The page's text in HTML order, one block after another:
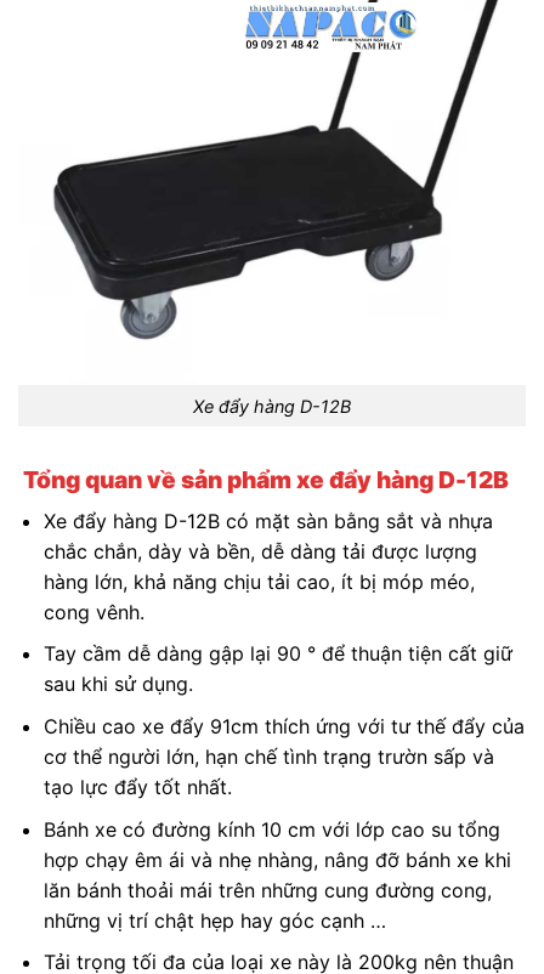
Xe đẩy hàng D-12B
Tổng quan về sản phẩm xe đẩy hàng D-12B
Xe đẩy hàng D-12B có mặt sàn bằng sắt và nhựa
chắc chắn, dày và bền, dễ dàng tải được lượng
hàng lớn, khả năng chịu tải cao, ít bị móp méo,
cong vênh.
Tay cầm dễ dàng gập lại 90 ° để thuận tiện cất giữ
sau khi sử dụng.
Chiều cao xe đẩy 91cm thích ứng với tư thế đẩy của
cơ thể người lớn, hạn chế tình trạng trườn sấp và
tạo lực đẩy tốt nhất.
Bánh xe có đường kính 10 cm với lớp cao su tổng
hợp chạy êm ái và nhẹ nhàng, nâng đỡ bánh xe khi
lăn bánh thoải mái trên những cung đường cong,
những vị trí chật hẹp hay góc cạnh …
Tải trọng tối đa của loại xe này là 200kg nên thuận